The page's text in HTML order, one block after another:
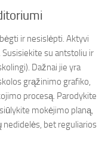
ir nesislėpti. Aktyvi
Susisiekite su antstoliu ir
Dažnai jie yra
grąžinimo grafiko,
procesą. Parodykite
mokėjimo planą,
nedidelės, bet reguliarios